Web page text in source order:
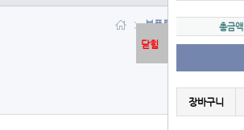
부품류 > 솔통위아래링
총금액
장바구니
닫힘